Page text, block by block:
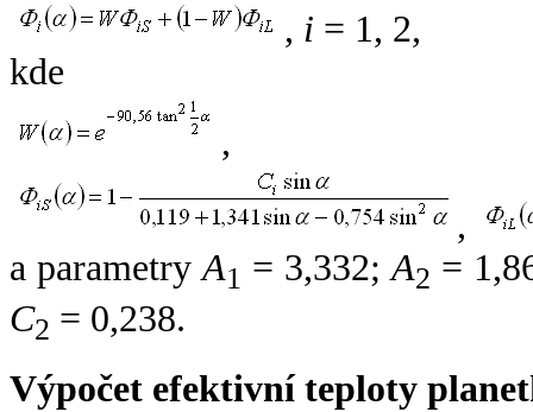
, i = 1, 2,
kde
,
,
a parametryA1 = 3,332;A2 =
C2 = 0,238.
Výpočet efektivní teploty